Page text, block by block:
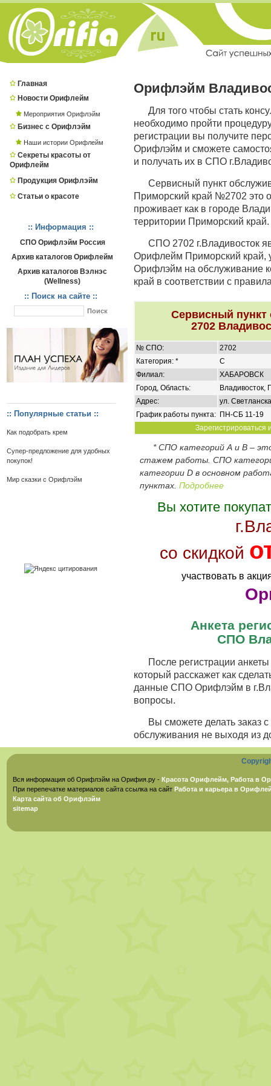
Главная
Новости Орифлейм
Мероприятия Орифлэйм
Бизнес с Орифлэйм
Наши истории Орифлейм
Секреты красоты от
Орифлейм
Продукция Орифлэйм
Статьи о красоте
:: Информация ::
СПО Орифлэйм Россия
Архив каталогов Орифлейм
Архив каталогов Вэлнэс
(Wellness)
:: Поиск на сайте ::
:: Популярные статьи ::
Как подобрать крем
Супер-предложение для удобных
покупок!
Мир сказки с Орифлэйм
Орифлэйм
Для того чтобы стать
необходимо пройти
регистрации вы получите
Орифлэйм и сможете
и получать их в СПО
Сервисный пункт
Приморский край №2702 это
проживает как в городе
территории Приморский край.
СПО 2702 г.Владивосток
Орифлейм Приморский край,
Орифлэйм на обслуживание
край в соответствии с
Сервисный
2702
№ СПО:
2702
Категория: *
C
Филиал:
ХАБАРОВСК
Город, Область:
Владивосток,
Адрес:
ул.
График работы пункта: ПН-СБ 11-19
Зарегистрироваться
* СПО категорий А и В –
стажем работы. СПО
категории D в основном
пунктах. Подробнее
Вы хотите
со скидкой
участвовать в
Анкета
СПО
После регистрации
который расскажет как
данные СПО Орифлэйм в
вопросы.
Вы сможете делать заказ
обслуживания не выходя из
Вся информация об Орифлэйм на Орифия.ру - Красота Орифлейм, Работа в
При перепечатке материалов сайта ссылка на сайт Работа и карьера в
Карта сайта об Орифлэйм
sitemap